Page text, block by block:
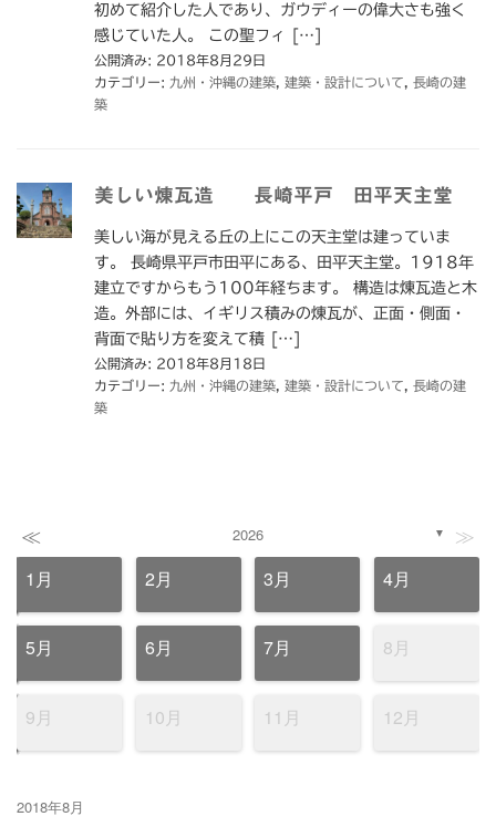
初めて紹介した人であり、ガウディーの偉大さも強く
感じていた人。 この聖フィ […]
公開済み: 2018年8月29日
カテゴリー: 九州・沖縄の建築 建築・設計について
長崎の建
築
美しい煉瓦造 長崎平戸 田平天主堂
美しい海が見える丘の上にこの天主堂は建っていま
す。 長崎県平戸市田平にある、田平天主堂。1918年
建立ですからもう100年経ちます。 構造は煉瓦造と木
造。外部には、イギリス積みの煉瓦が、正面・側面・
背面で貼り方を変えて積 […]
公開済み: 2018年8月18日
カテゴリー: 九州・沖縄の建築 建築・設計について
長崎の建
築
≪ 2026 ▼ ≫
1月 2月 3月 4月
5月 6月 7月 8月
9月 10月 11月 12月
2018年8月